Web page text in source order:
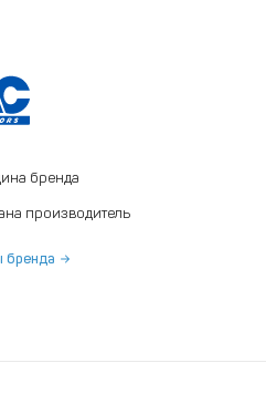
бренда
производитель
бренда